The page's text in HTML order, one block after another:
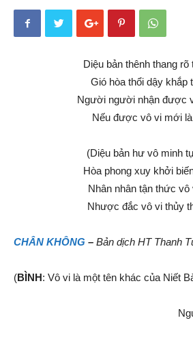
Diệu bản thênh thang rõ
Gió hòa thổi dậy khắp
Người người nhận được
Nếu được vô vimới là
(Diệu bản hư vôminh
Hòa phong xuy khởi
Nhân nhântận thức vô
Nhược đắc vô vithủy
CHÂN KHÔNG – Bản dịch HT Thanh
(BÌNH: Vô vi là một tên khác của Niết